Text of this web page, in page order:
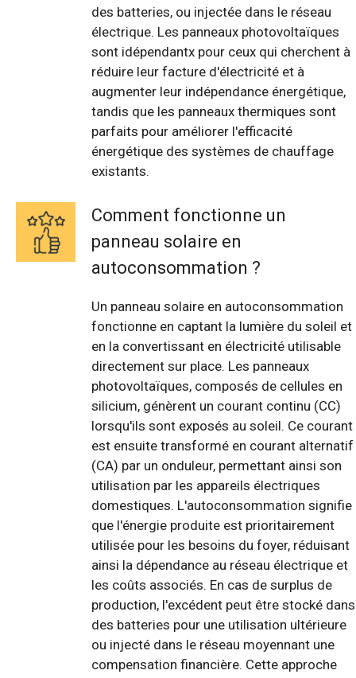
des batteries, ou injectée dans le réseau
électrique. Les panneaux photovoltaïques
sont idépendantx pour ceux qui cherchent à
réduire leur facture d'électricité et à
augmenter leur indépendance énergétique,
tandis que les panneaux thermiques sont
parfaits pour améliorer l'efficacité
énergétique des systèmes de chauffage
existants.
Comment fonctionne un
panneau solaire en
autoconsommation ?
Un panneau solaire en autoconsommation
fonctionne en captant la lumière du soleil et
en la convertissant en électricité utilisable
directement sur place. Les panneaux
photovoltaïques, composés de cellules en
silicium, génèrent un courant continu (CC)
lorsqu'ils sont exposés au soleil. Ce courant
est ensuite transformé en courant alternatif
(CA) par un onduleur, permettant ainsi son
utilisation par les appareils électriques
domestiques. L'autoconsommation signifie
que l'énergie produite est prioritairement
utilisée pour les besoins du foyer, réduisant
ainsi la dépendance au réseau électrique et
les coûts associés. En cas de surplus de
production, l'excédent peut être stocké dans
des batteries pour une utilisation ultérieure
ou injecté dans le réseau moyennant une
compensation financière. Cette approche